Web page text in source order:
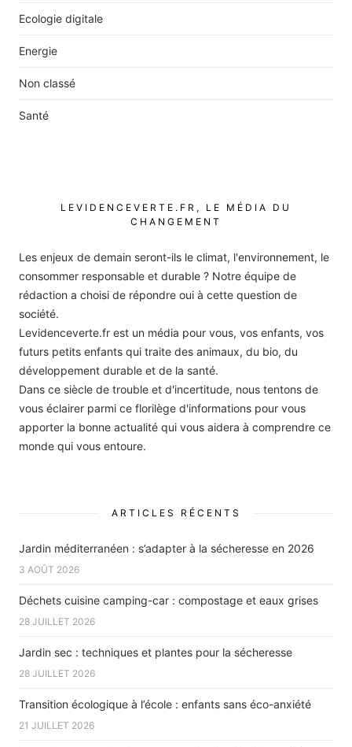
Ecologie digitale
Energie
Non classé
Santé
LEVIDENCEVERTE.FR, LE MÉDIA DU
CHANGEMENT
Les enjeux de demain seront-ils le climat, l'environnement, le
consommer responsable et durable ? Notre équipe de
rédaction a choisi de répondre oui à cette question de
société.
Levidenceverte.fr est un média pour vous, vos enfants, vos
futurs petits enfants qui traite des animaux, du bio, du
développement durable et de la santé.
Dans ce siècle de trouble et d'incertitude, nous tentons de
vous éclairer parmi ce florilège d'informations pour vous
apporter la bonne actualité qui vous aidera à comprendre ce
monde qui vous entoure.
ARTICLES RÉCENTS
Jardin méditerranéen : s’adapter à la sécheresse en 2026
3 AOÛT 2026
Déchets cuisine camping-car : compostage et eaux grises
28 JUILLET 2026
Jardin sec : techniques et plantes pour la sécheresse
28 JUILLET 2026
Transition écologique à l’école : enfants sans éco-anxiété
21 JUILLET 2026